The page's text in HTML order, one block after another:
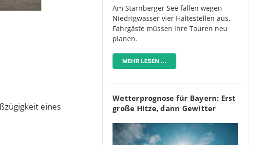
eines
Am Starnberger See fallen wegen
Niedrigwasser vier Haltestellen aus.
Fahrgäste müssen ihre Touren neu
planen.
MEHR LESEN ...
Wetterprognose für Bayern: Erst
große Hitze, dann Gewitter